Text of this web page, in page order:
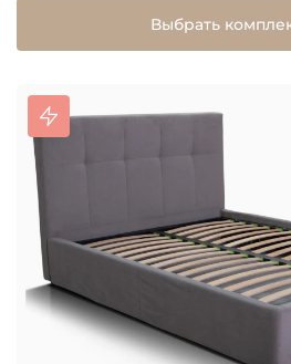
Выбрать